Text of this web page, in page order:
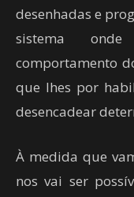
desenhadas e
sistema
comportamento
que lhes por
desencadear
À medida que
nos vai ser